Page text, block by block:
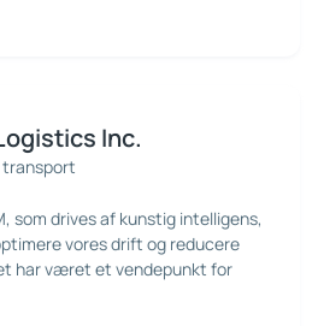
Inc.
transport
som drives af kunstig intelligens,
vores drift og reducere
har været et vendepunkt for